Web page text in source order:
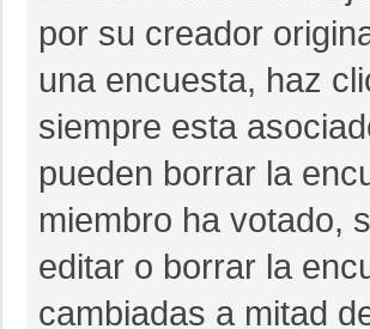
por su creador
una encuesta, haz
siempre esta
pueden borrar la
miembro ha votado,
editar o borrar la
cambiadas a mitad